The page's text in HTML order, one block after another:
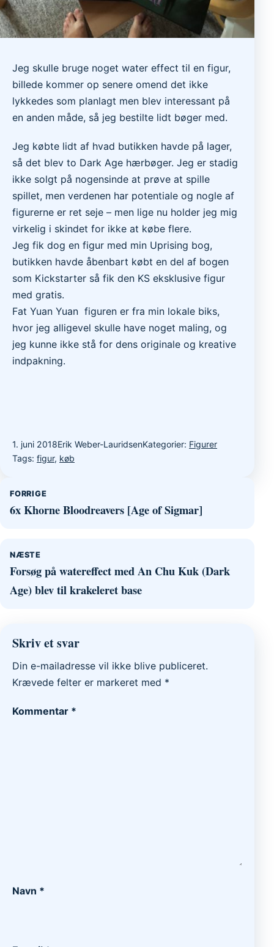
Jeg skulle bruge noget water effect til en figur,
billede kommer op senere omend det ikke
lykkedes som planlagt men blev interessant på
en anden måde, så jeg bestilte lidt bøger med.
Jeg købte lidt af hvad butikken havde på lager,
så det blev to Dark Age hærbøger. Jeg er stadig
ikke solgt på nogensinde at prøve at spille
spillet, men verdenen har potentiale og nogle af
figurerne er ret seje – men lige nu holder jeg mig
virkelig i skindet for ikke at købe flere.
Jeg fik dog en figur med min Uprising bog,
butikken havde åbenbart købt en del af bogen
som Kickstarter så fik den KS eksklusive figur
med gratis.
Fat Yuan Yuan figuren er fra min lokale biks,
hvor jeg alligevel skulle have noget maling, og
jeg kunne ikke stå for dens originale og kreative
indpakning.
1. juni 2018Erik Weber-LauridsenKategorier: Figurer
Tags: figur, køb
Indlægsnavigation
FORRIGE
6x Khorne Bloodreavers [Age of Sigmar]
NÆSTE
Forsøg på watereffect med An Chu Kuk (Dark
Age) blev til krakeleret base
Skriv et svar
Din e-mailadresse vil ikke blive publiceret.
Krævede felter er markeret med *
Kommentar *
Navn *